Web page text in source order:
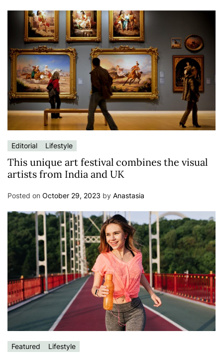
Editorial Lifestyle
This unique art festival combines the visual
artists from India and UK
Posted on October 29, 2023 by Anastasia
Featured Lifestyle